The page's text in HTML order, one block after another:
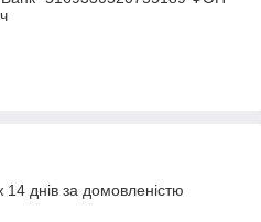
днів за домовленістю